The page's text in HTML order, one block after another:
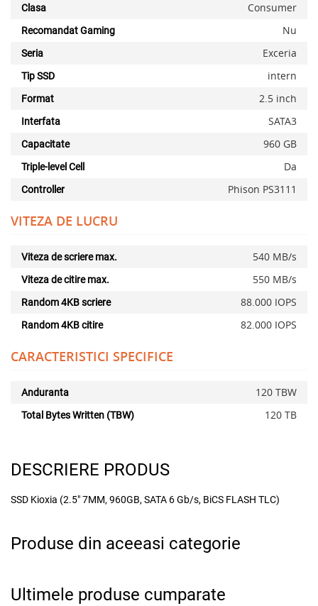
Clasa Consumer
Recomandat Gaming Nu
Seria Exceria
Tip SSD intern
Format 2.5 inch
Interfata SATA3
Capacitate 960 GB
Triple-level Cell Da
Controller Phison PS3111
VITEZA DE LUCRU
Viteza de scriere max. 540 MB/s
Viteza de citire max. 550 MB/s
Random 4KB scriere 88.000 IOPS
Random 4KB citire 82.000 IOPS
CARACTERISTICI SPECIFICE
Anduranta 120 TBW
Total Bytes Written (TBW) 120 TB
DESCRIERE PRODUS
SSD Kioxia (2.5" 7MM, 960GB, SATA 6 Gb/s, BiCS FLASH TLC)
Produse din aceeasi categorie
Ultimele produse cumparate
Adauga la favorite